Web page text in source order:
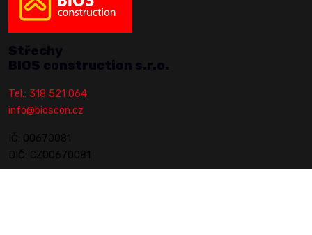
Střechy
BIOS construction s.r.o.
Tel.: 318 521 064
info@bioscon.cz
IČ: 00670081
DIČ: CZ00670081